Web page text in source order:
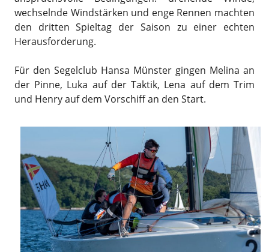
wechselnde Windstärken und enge Rennen machten
den dritten Spieltag der Saison zu einer echten
Herausforderung.
Für den Segelclub Hansa Münster gingen Melina an
der Pinne, Luka auf der Taktik, Lena auf dem Trim
und Henry auf dem Vorschiff an den Start.